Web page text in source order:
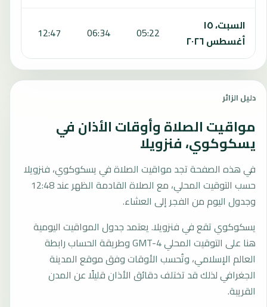
السبت، ١٥
أغسطس ٢٠٢٦
05:22
06:34
12:47
دليل الزائر
مواقيت الصلاة وأوقات الأذان في
يسكوكوي، فنزويلا
في هذه الصفحة تجد مواقيت الصلاة في يسكوكوي، فنزويلا
حسب التوقيت المحلي، مع الصلاة القادمة الظهر عند 12:48
وجدول اليوم من الفجر إلى العشاء.
يسكوكوي تقع في فنزويلا. يعتمد جدول المواقيت اليومية
هنا على التوقيت المحلي GMT-4 وطريقة الحساب رابطة
العالم الإسلامي، وتُحسب الأوقات وفق موقع المدينة
الجغرافي لذلك قد تختلف دقائق الأذان قليلًا عن المدن
القريبة.